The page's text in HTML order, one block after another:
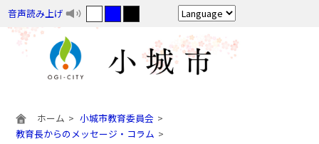
音声読み上げ
ホーム
小城市教育委員会
教育長からのメッセージ・コラム